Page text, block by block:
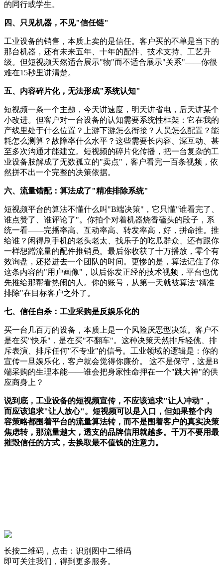
的同行或学生。
四、只见机器，不见"信任链"
工业设备的销售，本质上卖的是信任。客户买的不单是当下的
那台机器，还有未来五年、十年的配件、技术支持、工艺升
级。但短视频天然适合展示"物"而不适合展示"关系"——你很
难在15秒里讲清楚。
五、内容碎片化，无法形成"系统认知"
短视频一条一个主题，今天讲速度，明天讲省电，后天讲某个
小改进。但客户对一台设备的认知需要系统性框架：它在我的
产线里处于什么位置？上游下游怎么衔接？人员怎么配置？能
耗怎么测算？故障率什么水平？这些需要长内容、深互动、甚
至多次沟通才能建立。短视频的碎片化传播，把一台复杂的工
业设备肢解成了无数孤立的"卖点"，客户看完一百条视频，依
然拼不出一个完整的决策依据。
六、流量错配：算法成了"精准排除系统"
短视频平台的算法不懂什么叫"B端决策"，它只懂"谁看完了、
谁点赞了、谁评论了"。你拍个对着机器烧香磕头的段子，系
统一看——完播率高、互动率高、转发率高，好，拼命推。推
给谁？闲得刷手机的老头老太、找乐子的吃瓜群众、还有跟你
一样想蹭流量的配件推销员。最后你收获了十万播放，零个有
效询盘，还搭进去一个团队的时间。更惨的是，算法记住了你
这条内容的"用户画像"，以后你发正经的技术视频，平台也优
先推给那帮看热闹的人。你的账号，从第一天就被算法"精准
排除"在目标客户之外了。
七、信任自杀：工业采购是反娱乐化的
买一台几百万的设备，本质上是一个风险厌恶型决策。客户不
是在买"快乐"，是在买"不翻车"。这种决策天然排斥轻佻、排
斥表演、排斥任何"不专业"的信号。工业领域的逻辑是：你的
宣传一旦娱乐化，客户就会觉得你廉价。 这不是保守，这是B
端采购的生理本能——谁会把身家性命押在一个"跳大神"的供
应商身上？
说到底，工业设备的短视频宣传，不应该追求"让人冲动"，
而应该追求"让人放心"。短视频可以是入口，但如果整个内
容策略都围着平台的流量算法转，而不是围着客户的真实决策
焦虑转，那流量越大，透支的品牌信用就越多。千万不要用最
摧毁信任的方式，去换取最不值钱的注意力。
长按二维码，点击：识别图中二维码
即可关注我们，得到更多服务。